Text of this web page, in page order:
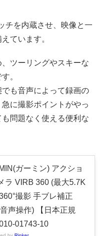
チを内蔵させ、映像と一
ています。
ツーリングやスキーな
。
も音声によって録画の
に撮影ポイントがやっ
問題なく使える便利な
ガーミン) アクショ
ラ VIRB 360 (最大5.7K
撮影 手ブレ補正
声操作) 【日本正規
01743-10